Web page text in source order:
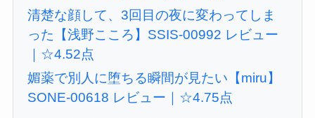
清楚な顔して、3回目の夜に変わってしま
った【浅野こころ】SSIS-00992 レビュー
｜☆4.52点
媚薬で別人に堕ちる瞬間が見たい【miru】
SONE-00618 レビュー｜☆4.75点